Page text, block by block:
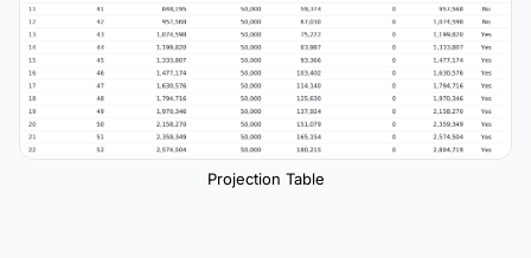
Projection Table